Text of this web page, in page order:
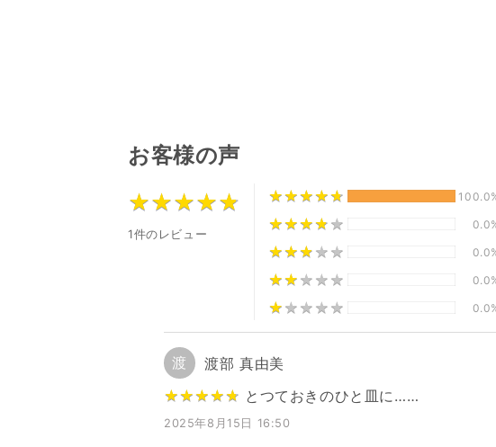
お客様の声
★★★★★
★★★★★
1件のレビュー
★★★★★
★★★★★
★★★★ ★
★★★★ ★
★★★ ★ ★
★★★ ★ ★
★★ ★ ★ ★
★★ ★ ★ ★
★ ★ ★ ★ ★
★ ★ ★ ★ ★
渡
渡部 真由美
★★★★★
★★★★★ とつておきのひと皿に……
2025年8月15日 16:50